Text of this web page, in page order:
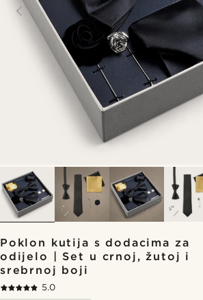
Poklon kutija s dodacima za
odijelo | Set u crnoj, žutoj i
srebrnoj boji
5.0